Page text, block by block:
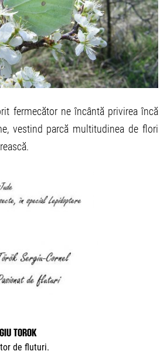
fermecător ne încântă privirea încă
vestind parcă multitudinea de flori
Torok
de fluturi.